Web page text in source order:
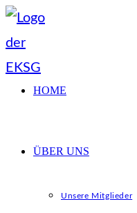
Zum
Inhalt
springen
HOME
ÜBER UNS
Unsere Mitglieder